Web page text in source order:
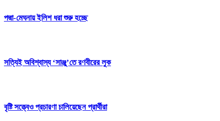
পদ্মা-মেঘনায় ইলিশ ধরা শুরু হচ্ছে
সত্যিই অবিশ্বাস্য ‘সাঞ্জু’তে রণবীরের লুক
বৃষ্টি সত্ত্বেও প্রচারণা চালিয়েছেন প্রার্থীরা